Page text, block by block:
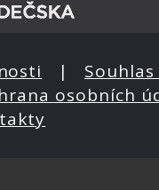
| Souhlas
osobních